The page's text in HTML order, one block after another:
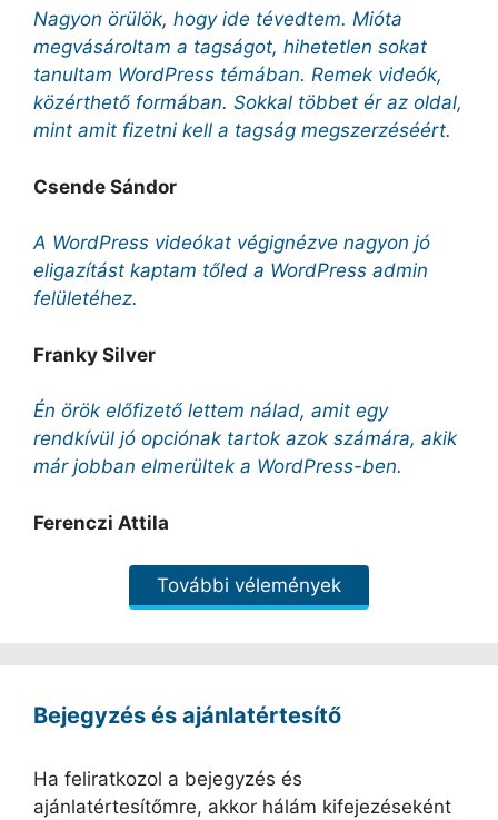
Nagyon örülök, hogy ide tévedtem. Mióta
megvásároltam a tagságot, hihetetlen sokat
tanultam WordPress témában. Remek videók,
közérthető formában. Sokkal többet ér az oldal,
mint amit fizetni kell a tagság megszerzéséért.
Csende Sándor
A WordPress videókat végignézve nagyon jó
eligazítást kaptam tőled a WordPress admin
felületéhez.
Franky Silver
Én örök előfizető lettem nálad, amit egy
rendkívül jó opciónak tartok azok számára, akik
már jobban elmerültek a WordPress-ben.
Ferenczi Attila
További vélemények
Bejegyzés és ajánlatértesítő
Ha feliratkozol a bejegyzés és
ajánlatértesítőmre, akkor hálám kifejezéseként